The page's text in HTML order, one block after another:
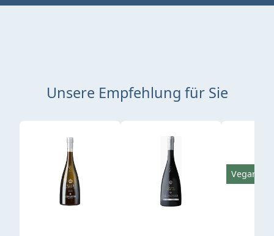
Unsere Empfehlung für Sie
Produktgalerie überspringen
Vegan